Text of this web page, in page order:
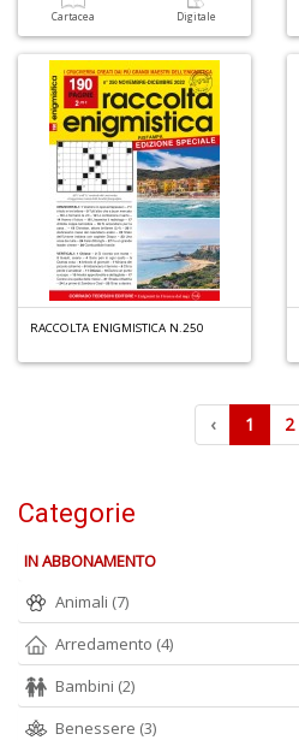
Cartacea Digitale
RACCOLTA ENIGMISTICA N.250
‹ 1 2
Categorie
IN ABBONAMENTO
Animali (7)
Arredamento (4)
Bambini (2)
Benessere (3)